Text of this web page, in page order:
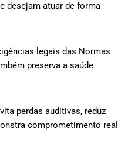
desejam atuar de forma
legais das Normas
preserva a saúde
perdas auditivas, reduz
comprometimento real